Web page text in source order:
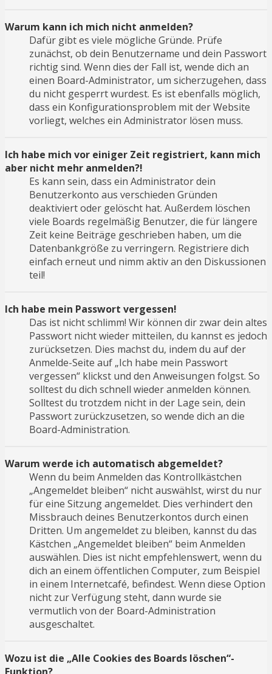
Warum kann ich mich nicht anmelden?
Dafür gibt es viele mögliche Gründe. Prüfe
zunächst, ob dein Benutzername und dein Passwort
richtig sind. Wenn dies der Fall ist, wende dich an
einen Board-Administrator, um sicherzugehen, dass
du nicht gesperrt wurdest. Es ist ebenfalls möglich,
dass ein Konfigurationsproblem mit der Website
vorliegt, welches ein Administrator lösen muss.
Ich habe mich vor einiger Zeit registriert, kann mich
aber nicht mehr anmelden?!
Es kann sein, dass ein Administrator dein
Benutzerkonto aus verschieden Gründen
deaktiviert oder gelöscht hat. Außerdem löschen
viele Boards regelmäßig Benutzer, die für längere
Zeit keine Beiträge geschrieben haben, um die
Datenbankgröße zu verringern. Registriere dich
einfach erneut und nimm aktiv an den Diskussionen
teil!
Ich habe mein Passwort vergessen!
Das ist nicht schlimm! Wir können dir zwar dein altes
Passwort nicht wieder mitteilen, du kannst es jedoch
zurücksetzen. Dies machst du, indem du auf der
Anmelde-Seite auf „Ich habe mein Passwort
vergessen“ klickst und den Anweisungen folgst. So
solltest du dich schnell wieder anmelden können.
Solltest du trotzdem nicht in der Lage sein, dein
Passwort zurückzusetzen, so wende dich an die
Board-Administration.
Warum werde ich automatisch abgemeldet?
Wenn du beim Anmelden das Kontrollkästchen
„Angemeldet bleiben“ nicht auswählst, wirst du nur
für eine Sitzung angemeldet. Dies verhindert den
Missbrauch deines Benutzerkontos durch einen
Dritten. Um angemeldet zu bleiben, kannst du das
Kästchen „Angemeldet bleiben“ beim Anmelden
auswählen. Dies ist nicht empfehlenswert, wenn du
dich an einem öffentlichen Computer, zum Beispiel
in einem Internetcafé, befindest. Wenn diese Option
nicht zur Verfügung steht, dann wurde sie
vermutlich von der Board-Administration
ausgeschaltet.
Wozu ist die „Alle Cookies des Boards löschen“-
Funktion?